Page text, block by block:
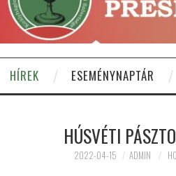
HÍREK ESEMÉNYNAPTÁR
HÚSVÉTI
2022-04-15 ADMIN